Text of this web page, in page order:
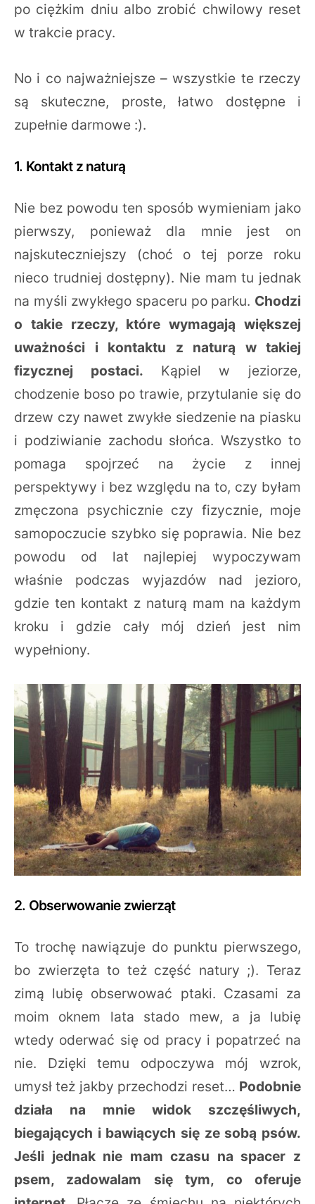
po ciężkim dniu albo zrobić chwilowy reset
w trakcie pracy.
No i co najważniejsze – wszystkie te rzeczy
są skuteczne, proste, łatwo dostępne i
zupełnie darmowe :).
1. Kontakt z naturą
Nie bez powodu ten sposób wymieniam jako
pierwszy, ponieważ dla mnie jest on
najskuteczniejszy (choć o tej porze roku
nieco trudniej dostępny). Nie mam tu jednak
na myśli zwykłego spaceru po parku. Chodzi
o takie rzeczy, które wymagają większej
uważności i kontaktu z naturą w takiej
fizycznej postaci. Kąpiel w jeziorze,
chodzenie boso po trawie, przytulanie się do
drzew czy nawet zwykłe siedzenie na piasku
i podziwianie zachodu słońca. Wszystko to
pomaga spojrzeć na życie z innej
perspektywy i bez względu na to, czy byłam
zmęczona psychicznie czy fizycznie, moje
samopoczucie szybko się poprawia. Nie bez
powodu od lat najlepiej wypoczywam
właśnie podczas wyjazdów nad jezioro,
gdzie ten kontakt z naturą mam na każdym
kroku i gdzie cały mój dzień jest nim
wypełniony.
2. Obserwowanie zwierząt
To trochę nawiązuje do punktu pierwszego,
bo zwierzęta to też część natury ;). Teraz
zimą lubię obserwować ptaki. Czasami za
moim oknem lata stado mew, a ja lubię
wtedy oderwać się od pracy i popatrzeć na
nie. Dzięki temu odpoczywa mój wzrok,
umysł też jakby przechodzi reset… Podobnie
działa na mnie widok szczęśliwych,
biegających i bawiących się ze sobą psów.
Jeśli jednak nie mam czasu na spacer z
psem, zadowalam się tym, co oferuje